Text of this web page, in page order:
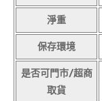
淨重
保存環境
是否可門市/超商
取貨